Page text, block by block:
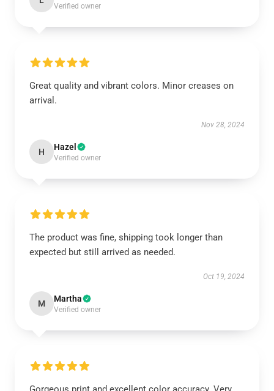
Verified owner
Great quality and vibrant colors. Minor creases on
arrival.
Nov 28, 2024
H Hazel
Verified owner
The product was fine, shipping took longer than
expected but still arrived as needed.
Oct 19, 2024
M Martha
Verified owner